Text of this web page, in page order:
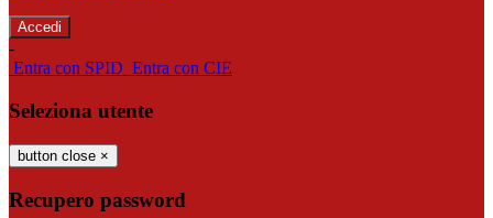
-
Entra con SPID Entra con CIE
Seleziona utente
button close ×
Recupero password